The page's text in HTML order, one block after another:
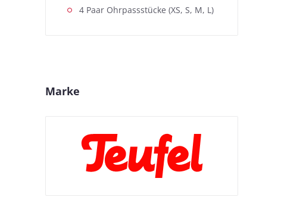
4 Paar Ohrpassstücke (XS, S, M, L)
Marke